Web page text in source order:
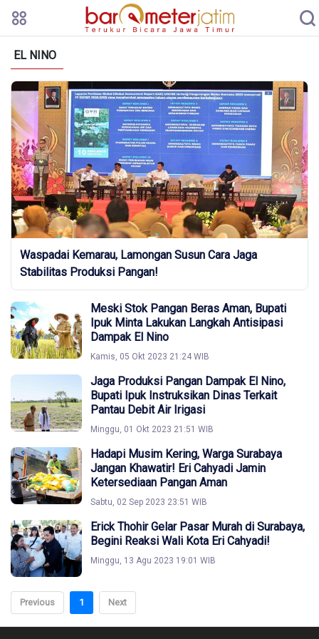
EL NINO
Waspadai Kemarau, Lamongan Susun Cara Jaga
Stabilitas Produksi Pangan!
Meski Stok Pangan Beras Aman, Bupati
Ipuk Minta Lakukan Langkah Antisipasi
Dampak El Nino
Kamis, 05 Okt 2023 21:24 WIB
Jaga Produksi Pangan Dampak El Nino,
Bupati Ipuk Instruksikan Dinas Terkait
Pantau Debit Air Irigasi
Minggu, 01 Okt 2023 21:51 WIB
Hadapi Musim Kering, Warga Surabaya
Jangan Khawatir! Eri Cahyadi Jamin
Ketersediaan Pangan Aman
Sabtu, 02 Sep 2023 23:51 WIB
Erick Thohir Gelar Pasar Murah di Surabaya,
Begini Reaksi Wali Kota Eri Cahyadi!
Minggu, 13 Agu 2023 19:01 WIB
Previous 1 Next